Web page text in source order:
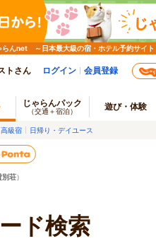
らんnet ～日本最大級の宿・ホテル予約サイト
トさん ログイン 会員登録
じゃらんパック
（交通＋宿泊） 遊び・体験
高級宿 日帰り・デイユース
別荘）
ド検索